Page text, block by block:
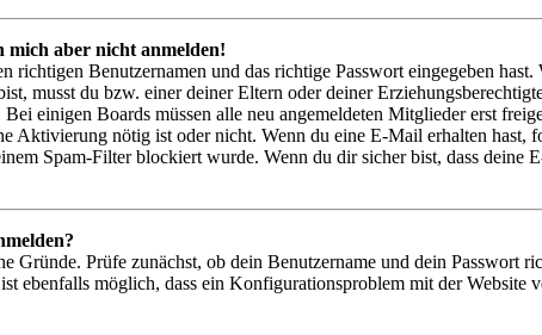
aber nicht anmelden!
richtigen Benutzernamen und das richtige Passwort eingegeben
musst du bzw. einer deiner Eltern oder deiner
einigen Boards müssen alle neu angemeldeten Mitglieder erst
Aktivierung nötig ist oder nicht. Wenn du eine E-Mail erhalten hast,
Spam-Filter blockiert wurde. Wenn du dir sicher bist, dass
Gründe. Prüfe zunächst, ob dein Benutzername und dein Passwort
ebenfalls möglich, dass ein Konfigurationsproblem mit der Website